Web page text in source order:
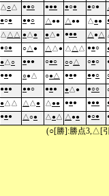
△ ○△ ●●○ ●●● ●○● ●○●
●○● ●●○ △ ●● △ ●● △ ●●
△ △ △ ● △ ● ● △● ●●● △ ● △
●○● ○△ ● △ △● △ △ △ ●●○
● △ ○ ●●● ○●○ ○○△ ○●○
●●● ○●△ ○●△ ●●● ●●○
●●● ●●○ ●●● ● △● ●○○
●△△ △ △ ● △ ●● ●●● ●●●
●●● △ ○● △ ● △ △ ●● ●○●
(○[勝]:勝点3,△[